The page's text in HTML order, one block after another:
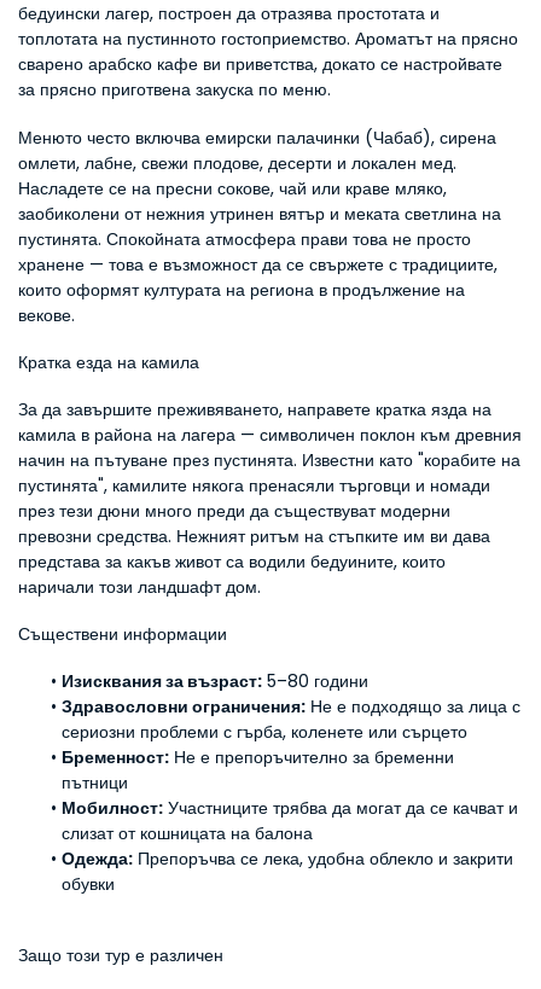
бедуински лагер, построен да отразява простотата и
топлотата на пустинното гостоприемство. Ароматът на прясно
сварено арабско кафе ви приветства, докато се настройвате
за прясно приготвена закуска по меню.
Менюто често включва емирски палачинки (Чабаб), сирена
омлети, лабне, свежи плодове, десерти и локален мед.
Насладете се на пресни сокове, чай или краве мляко,
заобиколени от нежния утринен вятър и меката светлина на
пустинята. Спокойната атмосфера прави това не просто
хранене — това е възможност да се свържете с традициите,
които оформят културата на региона в продължение на
векове.
Кратка езда на камила
За да завършите преживяването, направете кратка язда на
камила в района на лагера — символичен поклон към древния
начин на пътуване през пустинята. Известни като "корабите на
пустинята", камилите някога пренасяли търговци и номади
през тези дюни много преди да съществуват модерни
превозни средства. Нежният ритъм на стъпките им ви дава
представа за какъв живот са водили бедуините, които
наричали този ландшафт дом.
Съществени информации
Изисквания за възраст: 5–80 години
Здравословни ограничения: Не е подходящо за лица с
сериозни проблеми с гърба, коленете или сърцето
Бременност: Не е препоръчително за бременни
пътници
Мобилност: Участниците трябва да могат да се качват и
слизат от кошницата на балона
Одежда: Препоръчва се лека, удобна облекло и закрити
обувки
Защо този тур е различен